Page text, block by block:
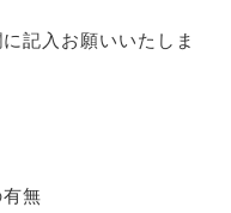
記入お願いいたしま
無